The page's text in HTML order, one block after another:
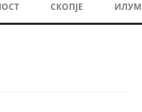
содржината
СКОПЈЕ